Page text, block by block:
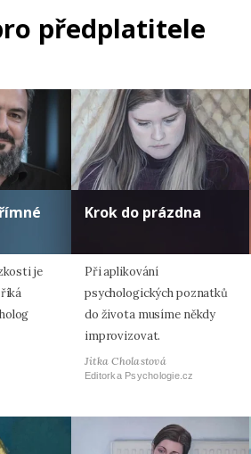
předplatitele
je
Krok do prázdna
Při aplikování
psychologických poznatků
do života musíme někdy
improvizovat.
Jitka Cholastová
Editorka Psychologie.cz